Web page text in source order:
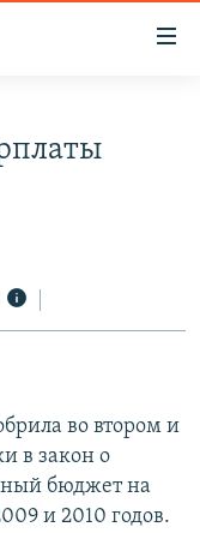
во втором и
в закон о
бюджет на
и 2010 годов.